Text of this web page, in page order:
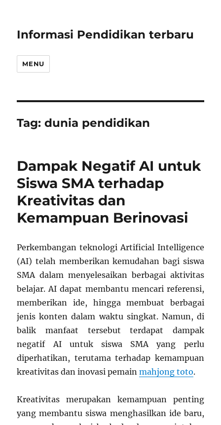
Informasi Pendidikan terbaru
MENU
Tag:dunia pendidikan
Dampak Negatif AI untuk
Siswa SMA terhadap
Kreativitas dan
Kemampuan Berinovasi
Perkembangan teknologi Artificial Intelligence
(AI) telah memberikan kemudahan bagi siswa
SMA dalam menyelesaikan berbagai aktivitas
belajar. AI dapat membantu mencari referensi,
memberikan ide, hingga membuat berbagai
jenis konten dalam waktu singkat. Namun, di
balik manfaat tersebut terdapat dampak
negatif AI untuk siswa SMA yang perlu
diperhatikan, terutama terhadap kemampuan
kreativitas dan inovasi pemainmahjong toto.
Kreativitas merupakan kemampuan penting
yang membantu siswa menghasilkan ide baru,